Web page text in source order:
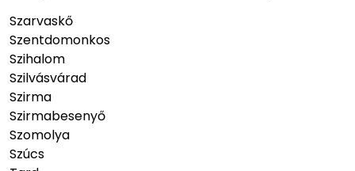
Szarvaskő
Szentdomonkos
Szihalom
Szilvásvárad
Szirma
Szirmabesenyő
Szomolya
Szúcs